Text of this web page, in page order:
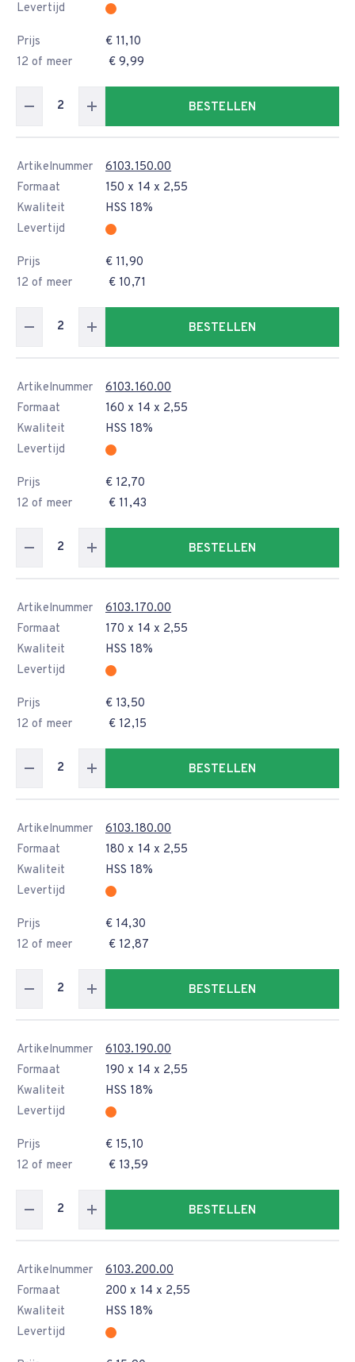
Levertijd
Prijs
€ 11,10
12 of meer
€ 9,99
BESTELLEN
Artikelnummer
6103.150.00
Formaat
150 x 14 x 2,55
Kwaliteit
HSS 18%
Levertijd
Prijs
€ 11,90
12 of meer
€ 10,71
BESTELLEN
Artikelnummer
6103.160.00
Formaat
160 x 14 x 2,55
Kwaliteit
HSS 18%
Levertijd
Prijs
€ 12,70
12 of meer
€ 11,43
BESTELLEN
Artikelnummer
6103.170.00
Formaat
170 x 14 x 2,55
Kwaliteit
HSS 18%
Levertijd
Prijs
€ 13,50
12 of meer
€ 12,15
BESTELLEN
Artikelnummer
6103.180.00
Formaat
180 x 14 x 2,55
Kwaliteit
HSS 18%
Levertijd
Prijs
€ 14,30
12 of meer
€ 12,87
BESTELLEN
Artikelnummer
6103.190.00
Formaat
190 x 14 x 2,55
Kwaliteit
HSS 18%
Levertijd
Prijs
€ 15,10
12 of meer
€ 13,59
BESTELLEN
Artikelnummer
6103.200.00
Formaat
200 x 14 x 2,55
Kwaliteit
HSS 18%
Levertijd